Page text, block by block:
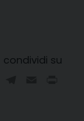
condividi su